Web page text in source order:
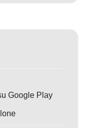
Google Play